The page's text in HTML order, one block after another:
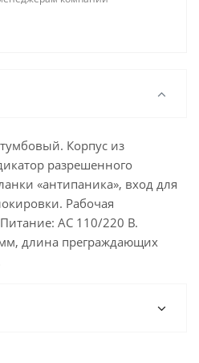
Корпус из
разрешенного
«антипаника», вход для
Рабочая
AC 110/220 В.
длина преграждающих